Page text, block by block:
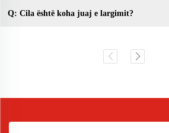
Q: Cila është koha juaj e largimit?